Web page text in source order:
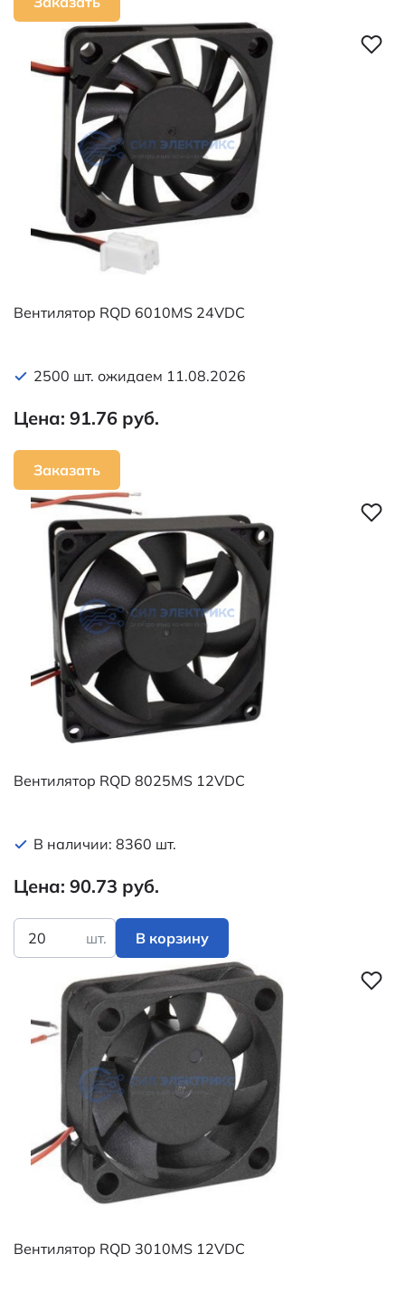
Наименование RQD 6020HS 12VDC
Вентилятор RQD 6010MS 24VDC
2500 шт. ожидаем 11.08.2026
Цена: 91.76 руб.
Заказать
Вентилятор RQD 8025MS 12VDC
В наличии: 8360 шт.
Цена: 90.73 руб.
шт. В корзину
Вентилятор RQD 3010MS 12VDC